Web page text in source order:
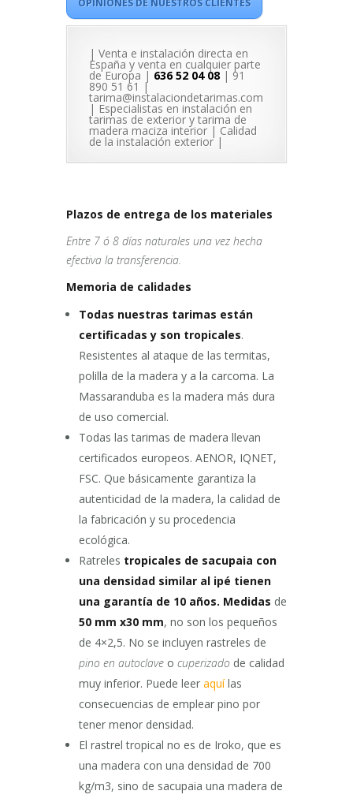
OPINIONES DE NUESTROS CLIENTES
| Venta e instalación directa en
España y venta en cualquier parte
de Europa | 636 52 04 08 | 91
890 51 61 |
tarima@instalaciondetarimas.com
| Especialistas en instalación en
tarimas de exterior y tarima de
madera maciza interior | Calidad
de la instalación exterior |
Plazos de entrega de los materiales
Entre 7 ó 8 días naturales una vez hecha
efectiva la transferencia.
Memoria de calidades
Todas nuestras tarimas están
certificadas y son tropicales.
Resistentes al ataque de las termitas,
polilla de la madera y a la carcoma. La
Massaranduba es la madera más dura
de uso comercial.
Todas las tarimas de madera llevan
certificados europeos. AENOR, IQNET,
FSC. Que básicamente garantiza la
autenticidad de la madera, la calidad de
la fabricación y su procedencia
ecológica.
Ratreles tropicales de sacupaia con
una densidad similar al ipé tienen
una garantía de 10 años. Medidas de
50 mm x30 mm, no son los pequeños
de 4×2,5. No se incluyen rastreles de
pino en autoclave o cuperizado de calidad
muy inferior. Puede leer aquílas
consecuencias de emplear pino por
tener menor densidad.
El rastrel tropical no es de Iroko, que es
una madera con una densidad de 700
kg/m3, sino de sacupaia una madera de